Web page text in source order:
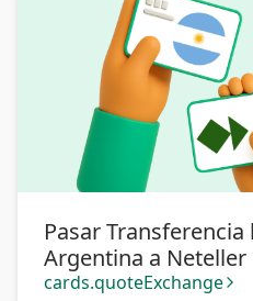
Pasar Transferencia
Argentina a Neteller
cards.quoteExchange arrow_forward_ios